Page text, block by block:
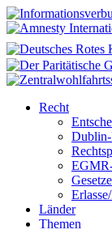
Recht
Dublin-
Länder
Themen